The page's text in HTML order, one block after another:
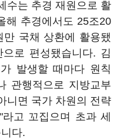
수는 추경 재원으로 활
해 추경에서도 25조20
국채 상환에 활용됐
로 편성됐습니다. 김
발생할 때마다 원칙
관행적으로 지방교부
니면 국가 차원의 전략
고 꼬집으며 초과 세
다.